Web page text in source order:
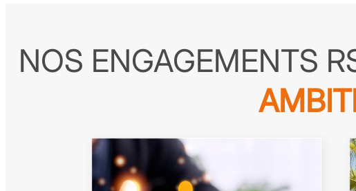
NOS ENGAGEMENTS